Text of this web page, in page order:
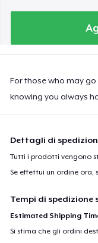
For those who may
knowing you always
Dettagli di
Tutti i prodotti vengono
Se effettui un ordine ora,
Tempi di spedizione
Estimated Shipping
Si stima che gli ordini